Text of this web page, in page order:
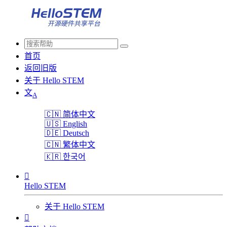
首页
返回旧版
关于 Hello STEM
文A
🇨🇳 简体中文
🇺🇸 English
🇩🇪 Deutsch
🇨🇳 繁体中文
🇰🇷 한국어

Hello STEM
关于 Hello STEM
